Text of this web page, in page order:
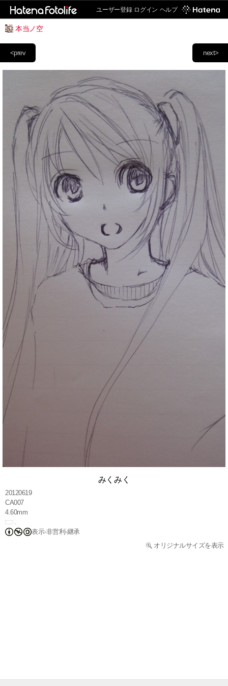
ユーザー登録 ログイン ヘルプ
本当ノ空
next>
<prev
みくみく
20120619
CA007
4.60mm
表示-非営利-継承
オリジナルサイズを表示